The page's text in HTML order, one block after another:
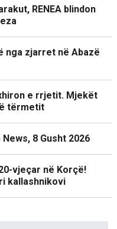
RENEA blindon
nga zjarret në Abazë
e rrjetit. Mjekët
tërmetit
8 Gusht 2026
vjeçar në Korçë!
kallashnikovi